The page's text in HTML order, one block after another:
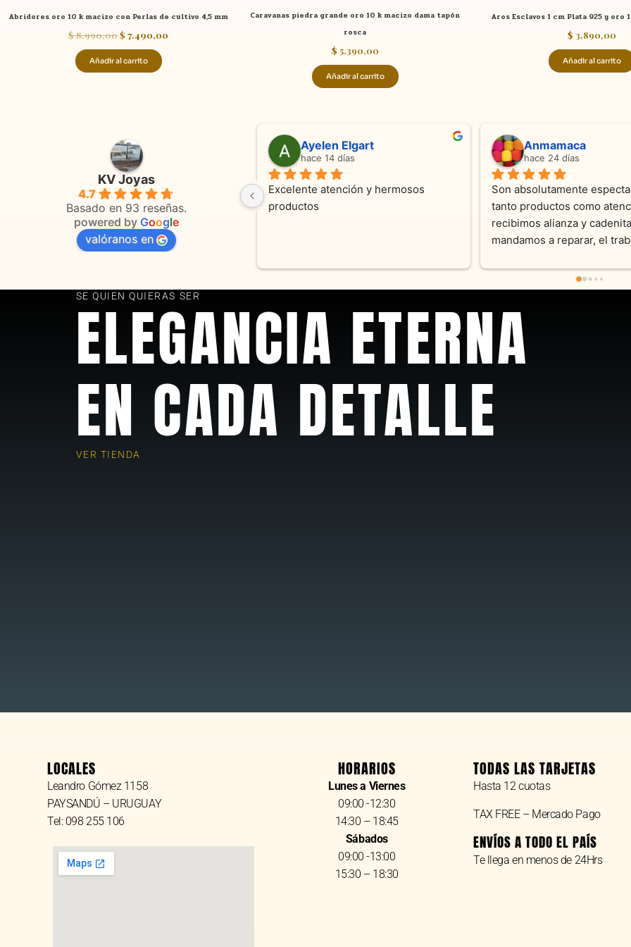
Abridores oro 10 k macizo con Perlas de cultivo 4,5 mm
$8.990,00$ 7.490,00
Añadir al carrito
Caravanas piedra grande oro 10 k macizo dama tapón
rosca
$ 5.390,00
Añadir al carrito
Aros Esclavos 1 cm Plata 925 y
$ 3.890,00
Añadir al carrito
KV Joyas
4.7
Basado en 93 reseñas.
powered by Google
valóranos en
Adriana Ghisoli
hace 3 meses
Muy buena atención, con amabilidad y
orientaciones convenientes
Sandra Ramos
hace 4 meses
Excelente atención !!!!!Nos asesoraron
en todo momento con dedicación.
Laura A
hace 5 meses
Desde el inicio soy clienta
Joyas y siempre muy
sus productos. Una Belleza
pieza y siempre satisfecha
recomendable
SE QUIEN QUIERAS SER
ELEGANCIA ETERNA
EN CADA DETALLE
VER TIENDA
LOCALES
Leandro Gómez 1158
PAYSANDÚ – URUGUAY
Tel: 098 255 106
HORARIOS
Lunes a Viernes
09:00 -12:30
14:30 – 18:45
Sábados
09:00 -13:00
15:30 – 18:30
TODAS LAS TARJETAS
Hasta 12 cuotas
TAX FREE – Mercado Pago
ENVÍOS A TODO EL PAÍS
Te llega en menos de 24Hrs